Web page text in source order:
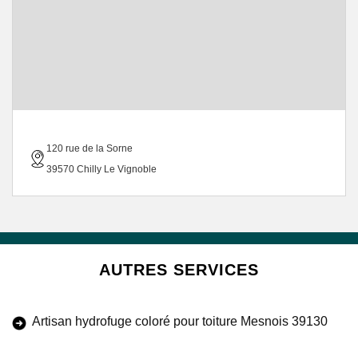
120 rue de la Sorne
39570 Chilly Le Vignoble
AUTRES SERVICES
Artisan hydrofuge coloré pour toiture Mesnois 39130